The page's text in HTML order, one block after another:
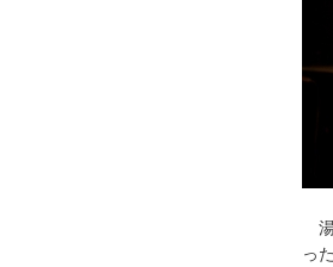
湯
っ